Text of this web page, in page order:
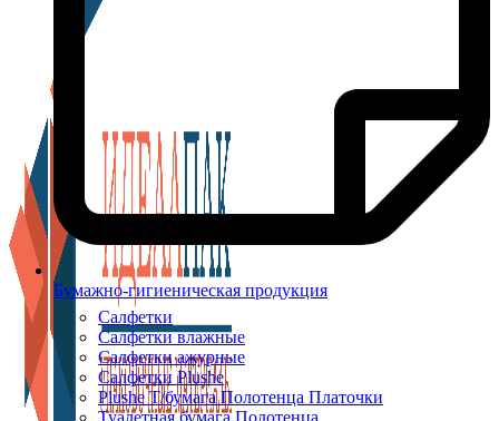
Бумажно-гигиеническая продукция
Салфетки
Салфетки влажные
Салфетки ажурные
Салфетки Plushe
Plushe Т/бумага Полотенца Платочки
Туалетная бумага Полотенца